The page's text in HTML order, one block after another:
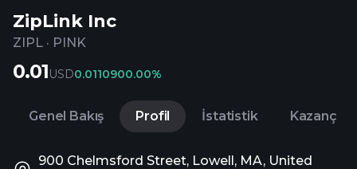
ZipLink Inc
ZIPL · PINK
0.01USD0.0110900.00%
Genel Bakış Profil İstatistik Kazanç
900 Chelmsford Street, Lowell, MA, United